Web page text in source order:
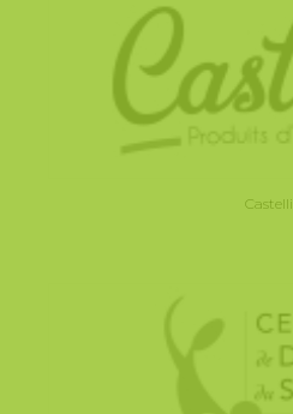
Castelli